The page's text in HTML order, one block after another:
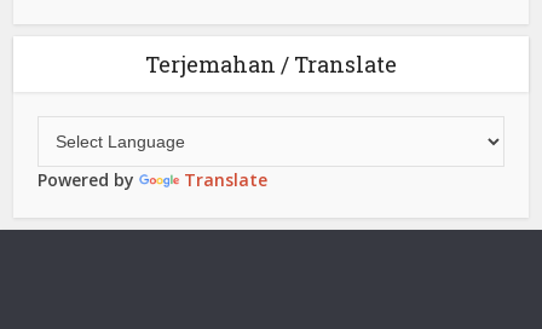
Terjemahan / Translate
Powered by Translate